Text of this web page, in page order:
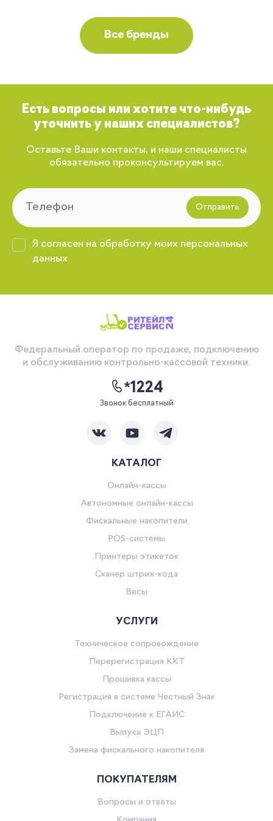
Все бренды
Есть вопросы или хотите что-нибудь
уточнить у наших специалистов?
Оставьте Ваши контакты, и наши специалисты
обязательно проконсультируем вас.
Отправить
Я согласен на обработку моих персональных
данных
Федеральный оператор по продаже, подключению
и обслуживанию контрольно-кассовой техники.
*1224
Звонок бесплатный
КАТАЛОГ
Онлайн-кассы
Автономные онлайн-кассы
Фискальные накопители
POS-системы
Принтеры этикеток
Сканер штрих-кода
Весы
УСЛУГИ
Техническое сопровождение
Перерегистрация ККТ
Прошивка кассы
Регистрация в системе Честный Знак
Подключение к ЕГАИС
Выпуск ЭЦП
Замена фискального накопителя
ПОКУПАТЕЛЯМ
Вопросы и ответы